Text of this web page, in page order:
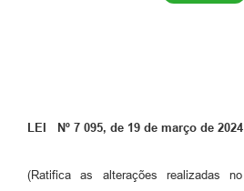
Perguntas Frequentes
Transparência
LEI Nº 7 095, de 19 de março de 2024
(Ratifica as alterações realizadas